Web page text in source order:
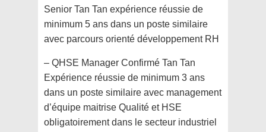
Senior Tan Tan expérience réussie de
minimum 5 ans dans un poste similaire
avec parcours orienté développement RH
– QHSE Manager Confirmé Tan Tan
Expérience réussie de minimum 3 ans
dans un poste similaire avec management
d’équipe maitrise Qualité et HSE
obligatoirement dans le secteur industriel